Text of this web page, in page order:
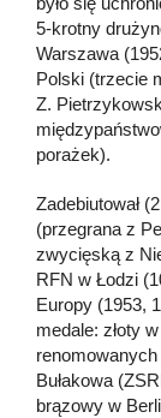
5-krotny
Warszawa
Polski (trzecie
Z.
porażek).
Zadebiutował
(przegrana z
zwycięską z
RFN w Łodzi
Europy (1953,
medale: złoty
Bułakowa
brązowy w